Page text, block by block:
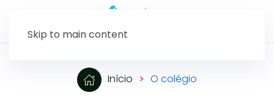
Skip to main content
Início O colégio